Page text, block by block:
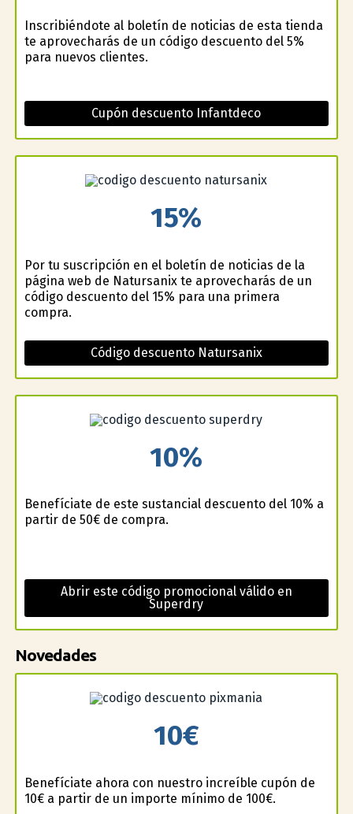
Inscribiéndote al boletín de noticias de esta tienda
te aprovecharás de un código descuento del 5%
para nuevos clientes.
Cupón descuento Infantdeco
15%
Por tu suscripción en el boletín de noticias de la
página web de Natursanix te aprovecharás de un
código descuento del 15% para una primera
compra.
Código descuento Natursanix
10%
Benefíciate de este sustancial descuento del 10% a
partir de 50€ de compra.
Abrir este código promocional válido en
Superdry
Novedades
10€
Benefíciate ahora con nuestro increíble cupón de
10€ a partir de un importe mínimo de 100€.